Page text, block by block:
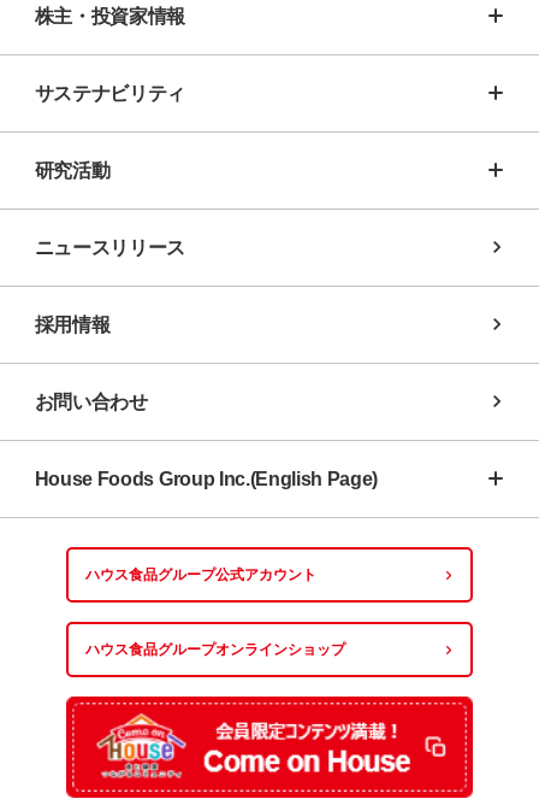
株主・投資家情報
サステナビリティ
研究活動
ニュースリリース
採用情報
お問い合わせ
House Foods Group Inc.(English Page)
ハウス食品グループ公式アカウント
ハウス食品グループオンラインショップ